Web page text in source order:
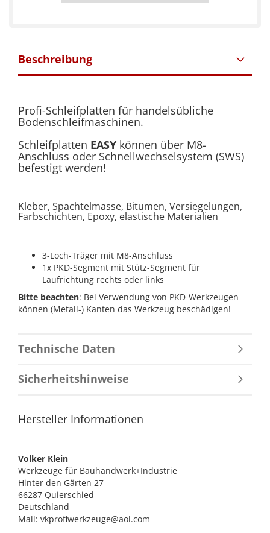
Beschreibung
Profi-Schleifplatten für handelsübliche
Bodenschleifmaschinen.
Schleifplatten EASY können über M8-
Anschluss oder Schnellwechselsystem (SWS)
befestigt werden!
Kleber, Spachtelmasse, Bitumen, Versiegelungen,
Farbschichten, Epoxy, elastische Materialien
3-Loch-Träger mit M8-Anschluss
1x PKD-Segment mit Stütz-Segment für
Laufrichtung rechts oder links
Bitte beachten: Bei Verwendung von PKD-Werkzeugen
können (Metall-) Kanten das Werkzeug beschädigen!
Technische Daten
Sicherheitshinweise
Hersteller Informationen
Volker Klein
Werkzeuge für Bauhandwerk+Industrie
Hinter den Gärten 27
66287 Quierschied
Deutschland
Mail: vkprofiwerkzeuge@aol.com